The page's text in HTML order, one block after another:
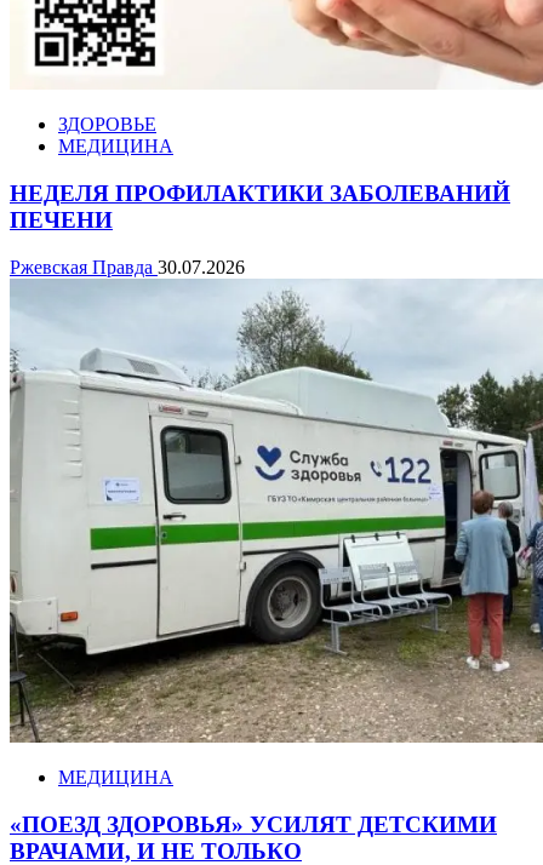
ЗДОРОВЬЕ
МЕДИЦИНА
НЕДЕЛЯ ПРОФИЛАКТИКИ ЗАБОЛЕВАНИЙ
ПЕЧЕНИ
Ржевская Правда 30.07.2026
МЕДИЦИНА
«ПОЕЗД ЗДОРОВЬЯ» УСИЛЯТ ДЕТСКИМИ
ВРАЧАМИ, И НЕ ТОЛЬКО